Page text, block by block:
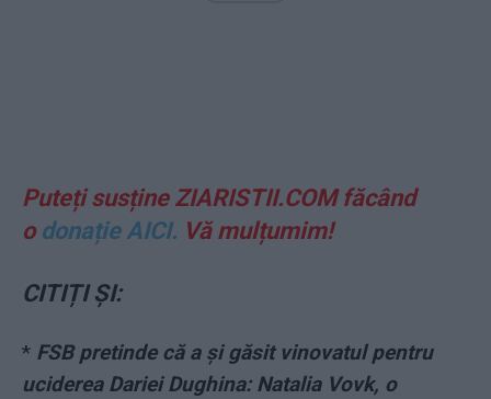
Puteți susține ZIARISTII.COM făcând
o donație AICI. Vă mulțumim!
CITIȚI ȘI:
* FSB pretinde că a și găsit vinovatul pentru
uciderea Dariei Dughina: Natalia Vovk, o